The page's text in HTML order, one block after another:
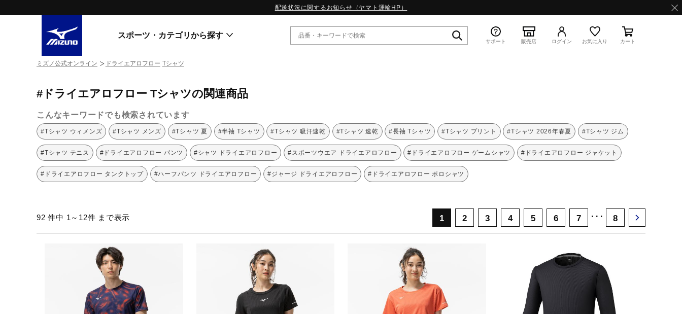
配送状況に関するお知らせ（ヤマト運輸HP）
スポーツ・カテゴリから探す
ライフスタイルウエア
ランニング
サッカー／フットサル
野球
バレーボール
WAVE PROPHECY
MORELIA LS
WAVE RIDER
MXR
ゴアテックス
コラボレーション
その他シリーズ
W.PROPHECY1｜特集
WP MAGIC MITA｜特集
WP STRAP｜特集
スペシャルカラーパック｜特集
WP STRAP 2｜特集
マーガレット・ハウエル｜特集
サポート 販売店 ログイン お気に入り カート
ミズノ公式オンライン ドライエアロフロー Tシャツ
#ドライエアロフロー Tシャツの関連商品
こんなキーワードでも検索されています
#Tシャツ ウィメンズ #Tシャツ メンズ #Tシャツ 夏 #半袖 Tシャツ #Tシャツ 吸汗速乾 #Tシャツ 速乾 #長袖 Tシャツ #Tシャツ プリント #Tシャツ 2026年春夏 #Tシャツ ジム
#Tシャツ テニス #ドライエアロフロー パンツ #シャツ ドライエアロフロー #スポーツウエア ドライエアロフロー #ドライエアロフロー ゲームシャツ #ドライエアロフロー ジャケット
#ドライエアロフロー タンクトップ #ハーフパンツ ドライエアロフロー #ジャージ ドライエアロフロー #ドライエアロフロー ポロシャツ
92 件中 1～12件 まで表示 1 2 3 4 5 6 7 ･･･ 8